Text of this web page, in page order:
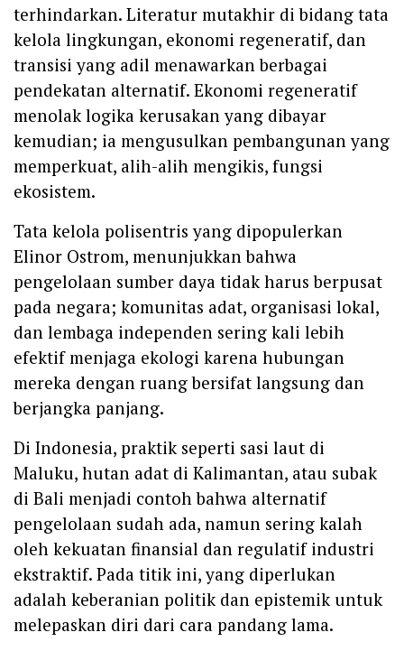
terhindarkan. Literatur mutakhir di bidang tata
kelola lingkungan, ekonomi regeneratif, dan
transisi yang adil menawarkan berbagai
pendekatan alternatif. Ekonomi regeneratif
menolak logika kerusakan yang dibayar
kemudian; ia mengusulkan pembangunan yang
memperkuat, alih-alih mengikis, fungsi
ekosistem.
Tata kelola polisentris yang dipopulerkan
Elinor Ostrom, menunjukkan bahwa
pengelolaan sumber daya tidak harus berpusat
pada negara; komunitas adat, organisasi lokal,
dan lembaga independen sering kali lebih
efektif menjaga ekologi karena hubungan
mereka dengan ruang bersifat langsung dan
berjangka panjang.
Di Indonesia, praktik seperti sasi laut di
Maluku, hutan adat di Kalimantan, atau subak
di Bali menjadi contoh bahwa alternatif
pengelolaan sudah ada, namun sering kalah
oleh kekuatan finansial dan regulatif industri
ekstraktif. Pada titik ini, yang diperlukan
adalah keberanian politik dan epistemik untuk
melepaskan diri dari cara pandang lama.